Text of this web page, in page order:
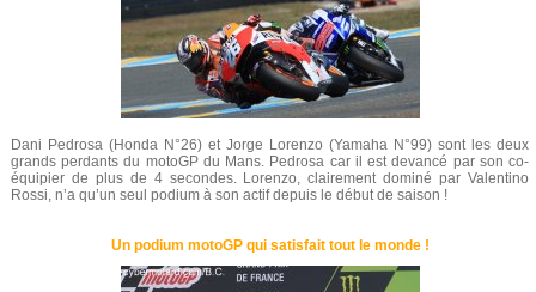
Dani Pedrosa (Honda N°26) et Jorge Lorenzo (Yamaha N°99) sont les deux
grands perdants du motoGP du Mans. Pedrosa car il est devancé par son co-
équipier de plus de 4 secondes. Lorenzo, clairement dominé par Valentino
Rossi, n’a qu’un seul podium à son actif depuis le début de saison !
Un podium motoGP qui satisfait tout le monde !